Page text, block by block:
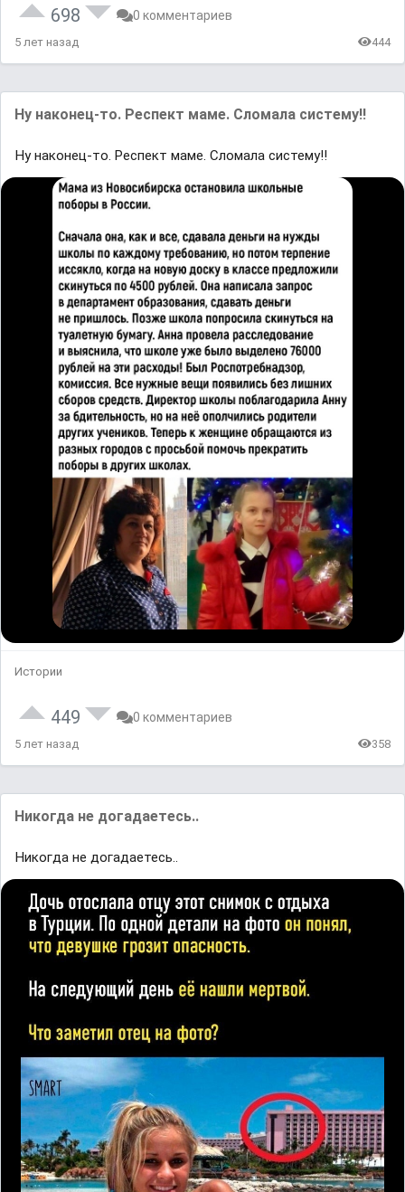
698 0 комментариев
5 лет назад 444
Ну наконец-то. Респект маме. Сломала систему!!
Ну наконец-то. Респект маме. Сломала систему!!
Истории
449 0 комментариев
5 лет назад 358
Никогда не догадаетесь..
Никогда не догадаетесь..